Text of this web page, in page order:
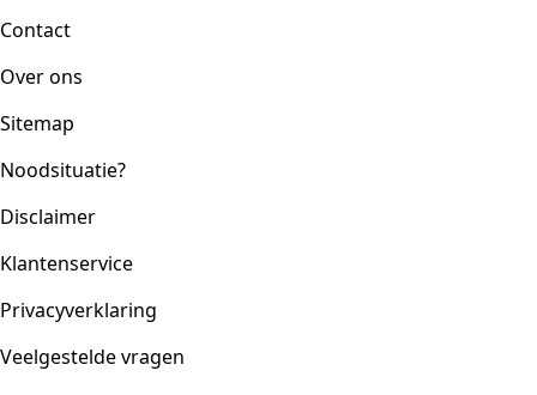
Contact
Over ons
Sitemap
Noodsituatie?
Disclaimer
Klantenservice
Privacyverklaring
Veelgestelde vragen